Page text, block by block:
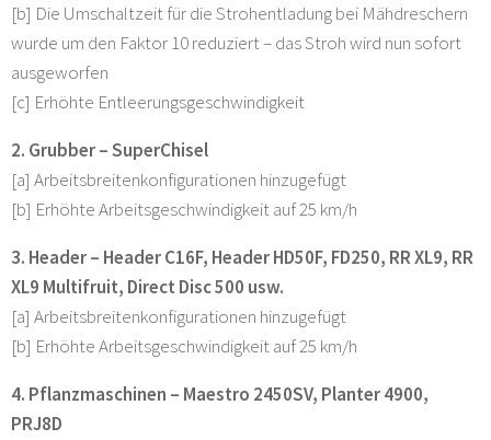
[b] Die Umschaltzeit für die Strohentladung bei Mähdreschern
wurde um den Faktor 10 reduziert – das Stroh wird nun sofort
ausgeworfen
[c] Erhöhte Entleerungsgeschwindigkeit
2. Grubber – SuperChisel
[a] Arbeitsbreitenkonfigurationen hinzugefügt
[b] Erhöhte Arbeitsgeschwindigkeit auf 25 km/h
3. Header – Header C16F, Header HD50F, FD250, RR XL9, RR
XL9 Multifruit, Direct Disc 500 usw.
[a] Arbeitsbreitenkonfigurationen hinzugefügt
[b] Erhöhte Arbeitsgeschwindigkeit auf 25 km/h
4. Pflanzmaschinen – Maestro 2450SV, Planter 4900,
PRJ8D